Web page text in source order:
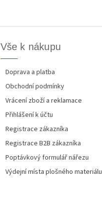
Vše k nákupu
Doprava a platba
Obchodní podmínky
Vrácení zboží a reklamace
Přihlášení k účtu
Registrace zákazníka
Registrace B2B zákazníka
Poptávkový formulář nářezu
Výdejní místa plošného materiálu